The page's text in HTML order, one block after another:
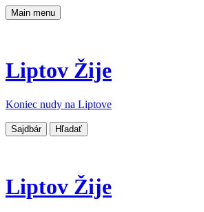
Main menu
Liptov Žije
Koniec nudy na Liptove
Sajdbár Hľadať
Liptov Žije